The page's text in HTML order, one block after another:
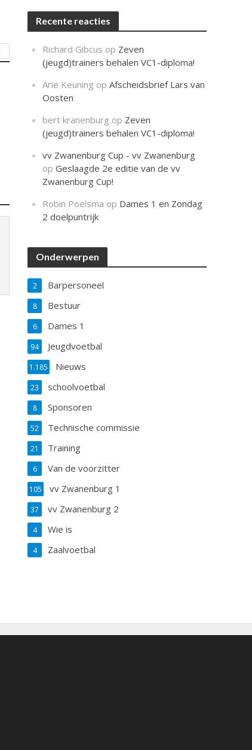
Recente reacties
Richard Gibcus op Zeven
(jeugd)trainers behalen VC1-diploma!
Arie Keuning opAfscheidsbrief Lars van
Oosten
bert kranenburg op Zeven
(jeugd)trainers behalen VC1-diploma!
vv Zwanenburg Cup - vv Zwanenburg
opGeslaagde 2e editie van de vv
Zwanenburg Cup!
Robin Poelsma op Dames 1 en Zondag
2 doelpuntrijk
Onderwerpen
Barpersoneel
2
Bestuur
8
Dames 1
6
Jeugdvoetbal
94
Nieuws
1.185
schoolvoetbal
23
Sponsoren
8
Technische commissie
52
Training
21
Van de voorzitter
6
vv Zwanenburg 1
105
vv Zwanenburg 2
37
Wie is
4
Zaalvoetbal
4